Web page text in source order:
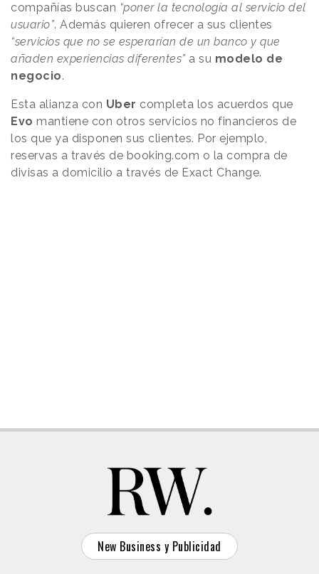
compañías buscan “poner la tecnología al servicio del
usuario”. Además quieren ofrecer a sus clientes
“servicios que no se esperarían de un banco y que
añaden experiencias diferentes”a su modelo de
negocio.
Esta alianza con Uber completa los acuerdos que
Evo mantiene con otros servicios no financieros de
los que ya disponen sus clientes. Por ejemplo,
reservas a través de booking.com o la compra de
divisas a domicilio a través de Exact Change.
New Business y Publicidad